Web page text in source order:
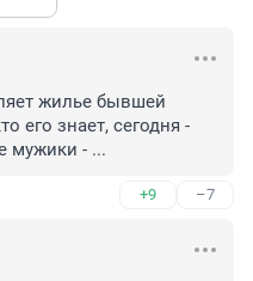
жилье бывшей
его знает, сегодня -
мужики - ...
+9 –7